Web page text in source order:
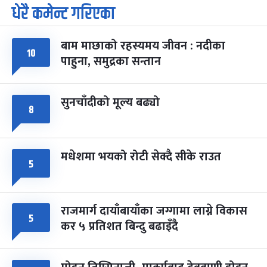
७
आइत
पूर्णिमा व्रत
चैत्र ७, २०८३-Mar 21, 2027
८ फागुपूर्णिमा
चैत्र ८, २०८३-Mar 22, 2027
७ महिना बाँकी
धेरै कमेन्ट गरिएका
१० बाम माछाको रहस्यमय जीवन : नदीका
पाहुना, समुद्रका सन्तान
८ सुनचाँदीको मूल्य बढ्यो
५ मधेशमा भयको रोटी सेक्दै सीके राउत
५ राजमार्ग दायाँबायाँका जग्गामा लाग्ने विकास
कर ५ प्रतिशत बिन्दु बढाइँदै